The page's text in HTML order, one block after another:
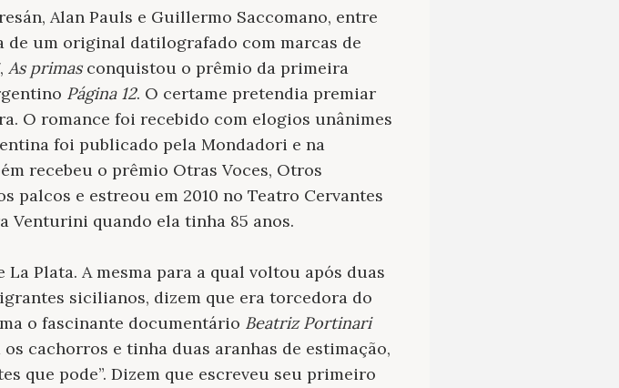
Alan Pauls e Guillermo Saccomano, entre
de um original datilografado com marcas de
As primasconquistou o prêmio da primeira
Página 12. O certame pretendia premiar
O romance foi recebido com elogios unânimes
foi publicado pela Mondadori e na
recebeu o prêmio Otras Voces, Otros
palcos e estreou em 2010 no Teatro Cervantes
Venturini quando ela tinha 85 anos.
Plata. A mesma para a qual voltou após duas
sicilianos, dizem que era torcedora do
o fascinante documentário Beatriz Portinari
os cachorros e tinha duas aranhas de estimação,
que pode”. Dizem que escreveu seu primeiro